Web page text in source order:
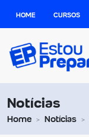
HOME CURSOS
Notícias
Home Notícias